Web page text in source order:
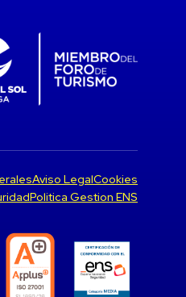
Aviso LegalCookies
Politica Gestion ENS